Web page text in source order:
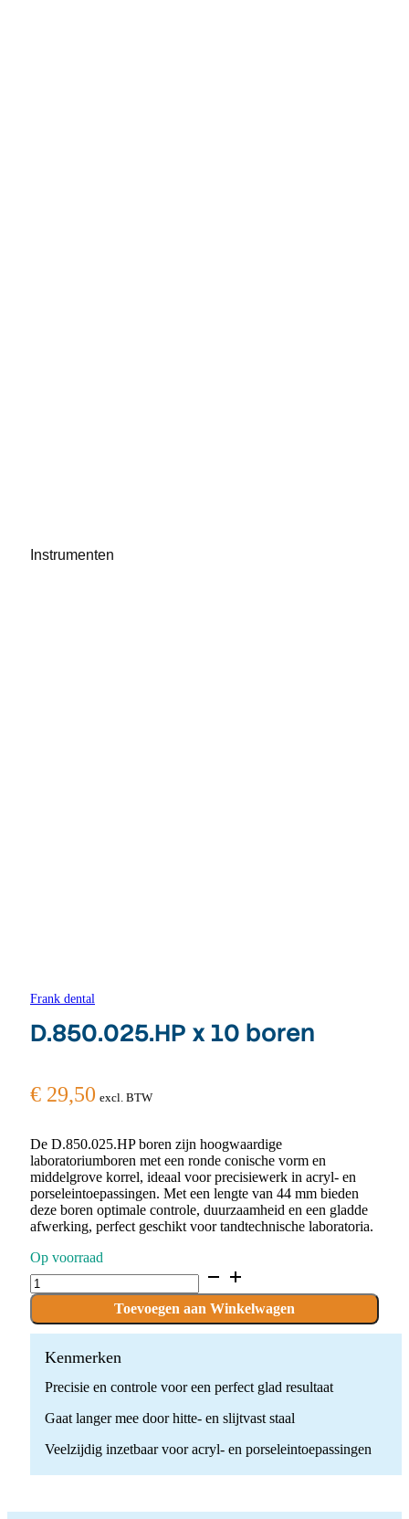
Instrumenten
Frank dental
D.850.025.HP x 10 boren
€ 29,50 excl. BTW
De D.850.025.HP boren zijn hoogwaardige
laboratoriumboren met een ronde conische vorm en
middelgrove korrel, ideaal voor precisiewerk in acryl- en
porseleintoepassingen. Met een lengte van 44 mm bieden
deze boren optimale controle, duurzaamheid en een gladde
afwerking, perfect geschikt voor tandtechnische laboratoria.
Op voorraad
D.850.025.HP
x
boren
quantity
Toevoegen aan Winkelwagen
Kenmerken
Precisie en controle voor een perfect glad resultaat
Gaat langer mee door hitte- en slijtvast staal
Veelzijdig inzetbaar voor acryl- en porseleintoepassingen